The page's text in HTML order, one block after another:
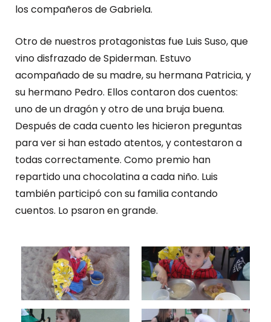
los compañeros de Gabriela.
Otro de nuestros protagonistas fue Luis Suso, que
vino disfrazado de Spiderman. Estuvo
acompañado de su madre, su hermana Patricia, y
su hermano Pedro. Ellos contaron dos cuentos:
uno de un dragón y otro de una bruja buena.
Después de cada cuento les hicieron preguntas
para ver si han estado atentos, y contestaron a
todas correctamente. Como premio han
repartido una chocolatina a cada niño. Luis
también participó con su familia contando
cuentos. Lo psaron en grande.